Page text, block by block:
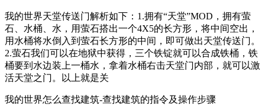
我的世界天堂传送门解析如下：1.拥有“天堂”MOD，拥有萤
石、水桶、水，用萤石搭出一个4X5的长方形，将中间空出，
用水桶将水倒入到萤石长方形的中间，即可做出天堂传送门。
2.萤石我们可以在地狱中获得，三个铁锭就可以合成铁桶，铁
桶要到水边装上一桶水，拿着水桶右击天堂门内部，就可以激
活天堂之门。以上就是关
我的世界怎么查找建筑-查找建筑的指令及操作步骤